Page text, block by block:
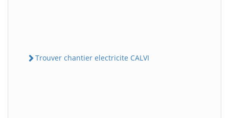
Trouver chantier electricite CALVI